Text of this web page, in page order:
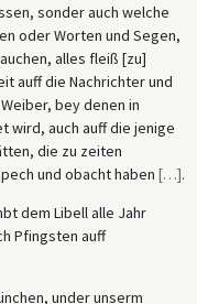
sonder auch welche
oder Worten und Segen,
alles fleiß [zu]
auff die Nachrichter und
bey denen in
wird, auch auff die jenige
die zu zeiten
und obacht haben […].
dem Libell alle Jahr
Pfingsten auff
under unserm